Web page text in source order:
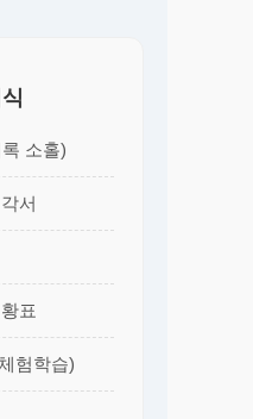
소홀)
서
표
험학습)